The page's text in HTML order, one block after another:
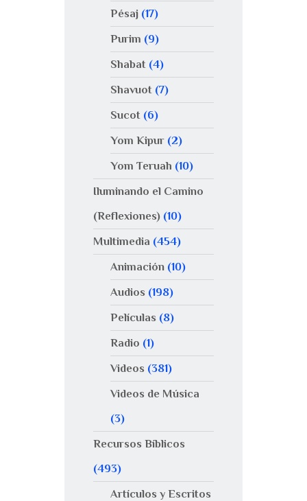
Pésaj(17)
Purim (9)
Shabat(4)
Shavuot(7)
Sucot(6)
Yom Kipur(2)
Yom Teruah (10)
Iluminando el Camino
(Reflexiones) (10)
Multimedia (454)
Animación(10)
Audios (198)
Películas (8)
Radio (1)
Videos (381)
Videos de Música
(3)
Recursos Bíblicos
(493)
Artículos y Escritos